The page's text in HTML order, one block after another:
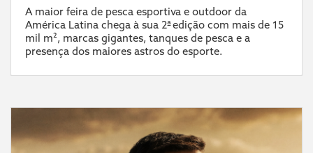
A maior feira de pesca esportiva e outdoor da
América Latina chega à sua 2ª edição com mais de 15
mil m², marcas gigantes, tanques de pesca e a
presença dos maiores astros do esporte.